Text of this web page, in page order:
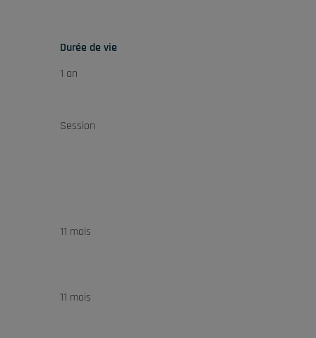
Durée de vie
1 an
Session
11 mois
11 mois